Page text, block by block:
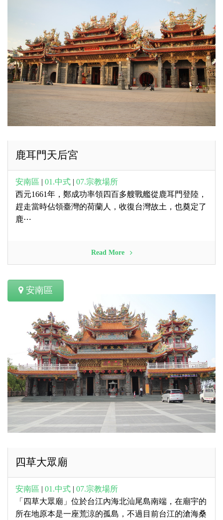
鹿耳門天后宮
安南區 | 01.中式 | 07.宗教場所
西元1661年，鄭成功率領四百多艘戰艦從鹿耳門登陸，
趕走當時佔領臺灣的荷蘭人，收復台灣故土，也奠定了
鹿⋯
Read More
安南區
四草大眾廟
安南區 | 01.中式 | 07.宗教場所
「四草大眾廟」位於台江內海北汕尾島南端，在廟宇的
所在地原本是一座荒涼的孤島，不過目前台江的滄海桑